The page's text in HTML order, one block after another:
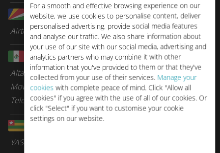
For a smooth and effective browsing experience on our
website, we use cookies to personalise content, deliver
personalised advertising, provide social media features
and analyse our traffic. We also share information about
your use of our site with our social media, advertising and
analytics partners who may combine it with other
information that you've provided to them or that they've
collected from your use of their services. Manage your
cookieswith complete peace of mind. Click "Allow all
cookies" if you agree with the use of all of our cookies. Or
click "Select" if you want to customise your cookie
settings on our website.
塞舌尔
Airtel
墨西哥
Altan Redes
Movistar
Telcel Mexico
YAS